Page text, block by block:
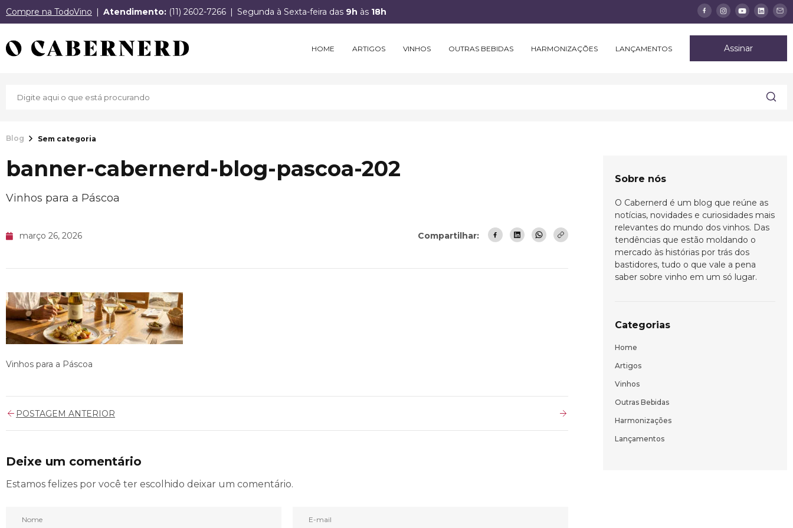
Compre na TodoVino Atendimento: (11) 2602-7266 Segunda à Sexta-feira das 9h às 18h
HOME ARTIGOS VINHOS OUTRAS BEBIDAS HARMONIZAÇÕES LANÇAMENTOS Assinar
Blog Sem categoria
banner-cabernerd-blog-pascoa-202
Vinhos para a Páscoa
março 26, 2026 Compartilhar:
Vinhos para a Páscoa
POSTAGEM ANTERIOR
Deixe um comentário
Estamos felizes por você ter escolhido deixar um comentário.
Sobre nós
O Cabernerd é um blog que reúne as
notícias, novidades e curiosidades mais
relevantes do mundo dos vinhos. Das
tendências que estão moldando o
mercado às histórias por trás dos
bastidores, tudo o que vale a pena
saber sobre vinho em um só lugar.
Categorias
Home
Artigos
Vinhos
Outras Bebidas
Harmonizações
Lançamentos